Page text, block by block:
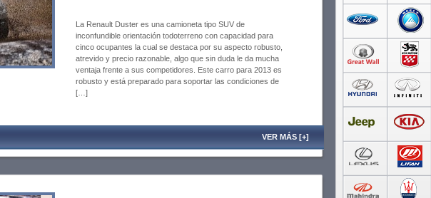
La Renault Duster es una camioneta tipo SUV de
inconfundible orientación todoterreno con capacidad para
cinco ocupantes la cual se destaca por su aspecto robusto,
atrevido y precio razonable, algo que sin duda le da mucha
ventaja frente a sus competidores. Este carro para 2013 es
robusto y está preparado para soportar las condiciones de
[…]
VER MÁS [+]